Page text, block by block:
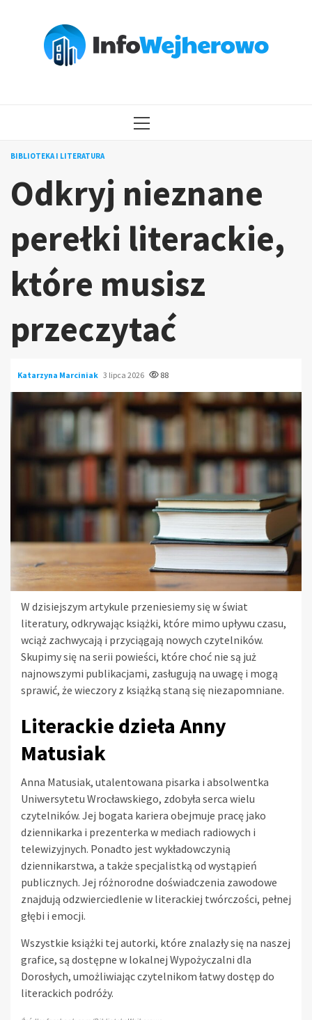
MENU
BIBLIOTEKA I LITERATURA
Odkryj nieznane
perełki literackie,
które musisz
przeczytać
Katarzyna Marciniak 3 lipca 2026 88
W dzisiejszym artykule przeniesiemy się w świat
literatury, odkrywając książki, które mimo upływu czasu,
wciąż zachwycają i przyciągają nowych czytelników.
Skupimy się na serii powieści, które choć nie są już
najnowszymi publikacjami, zasługują na uwagę i mogą
sprawić, że wieczory z książką staną się niezapomniane.
Literackie dzieła Anny
Matusiak
Anna Matusiak, utalentowana pisarka i absolwentka
Uniwersytetu Wrocławskiego, zdobyła serca wielu
czytelników. Jej bogata kariera obejmuje pracę jako
dziennikarka i prezenterka w mediach radiowych i
telewizyjnych. Ponadto jest wykładowczynią
dziennikarstwa, a także specjalistką od wystąpień
publicznych. Jej różnorodne doświadczenia zawodowe
znajdują odzwierciedlenie w literackiej twórczości, pełnej
głębi i emocji.
Wszystkie książki tej autorki, które znalazły się na naszej
grafice, są dostępne w lokalnej Wypożyczalni dla
Dorosłych, umożliwiając czytelnikom łatwy dostęp do
literackich podróży.